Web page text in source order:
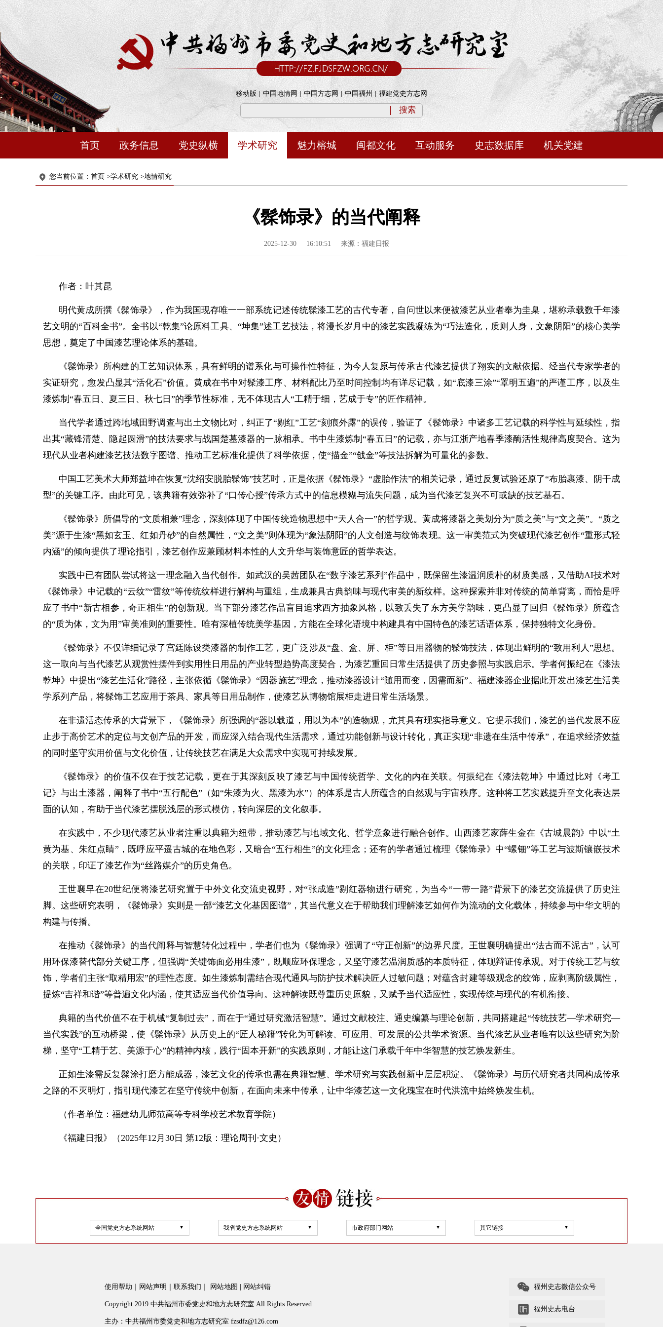
移动版 中国地情网 中国方志网 中国福州 福建党史方志网
搜索
首页 政务信息 党史纵横 学术研究 魅力榕城 闽都文化 互动服务 史志数据库 机关党建
您当前位置： 首页 >学术研究 >地情研究
《髹饰录》的当代阐释
2025-12-30 16:10:51 来源：福建日报
作者：叶其昆
明代黄成所撰《髹饰录》，作为我国现存唯一一部系统记述传统髹漆工艺的古代专著，自问世以来便被漆艺从业者奉为圭臬，堪称承载数千年漆
艺文明的“百科全书”。全书以“乾集”论原料工具、“坤集”述工艺技法，将漫长岁月中的漆艺实践凝练为“巧法造化，质则人身，文象阴阳”的核心美学
思想，奠定了中国漆艺理论体系的基础。
《髹饰录》所构建的工艺知识体系，具有鲜明的谱系化与可操作性特征，为今人复原与传承古代漆艺提供了翔实的文献依据。经当代专家学者的
实证研究，愈发凸显其“活化石”价值。黄成在书中对髹漆工序、材料配比乃至时间控制均有详尽记载，如“底漆三涂”“罩明五遍”的严谨工序，以及生
漆炼制“春五日、夏三日、秋七日”的季节性标准，无不体现古人“工精于细，艺成于专”的匠作精神。
当代学者通过跨地域田野调查与出土文物比对，纠正了“剔红”工艺“刻痕外露”的误传，验证了《髹饰录》中诸多工艺记载的科学性与延续性，指
出其“藏锋清楚、隐起圆滑”的技法要求与战国楚墓漆器的一脉相承。书中生漆炼制“春五日”的记载，亦与江浙产地春季漆酶活性规律高度契合。这为
现代从业者构建漆艺技法数字图谱、推动工艺标准化提供了科学依据，使“描金”“戗金”等技法拆解为可量化的参数。
中国工艺美术大师郑益坤在恢复“沈绍安脱胎髹饰”技艺时，正是依据《髹饰录》“虚胎作法”的相关记录，通过反复试验还原了“布胎裹漆、阴干成
型”的关键工序。由此可见，该典籍有效弥补了“口传心授”传承方式中的信息模糊与流失问题，成为当代漆艺复兴不可或缺的技艺基石。
《髹饰录》所倡导的“文质相兼”理念，深刻体现了中国传统造物思想中“天人合一”的哲学观。黄成将漆器之美划分为“质之美”与“文之美”。“质之
美”源于生漆“黑如玄玉、红如丹砂”的自然属性，“文之美”则体现为“象法阴阳”的人文创造与纹饰表现。这一审美范式为突破现代漆艺创作“重形式轻
内涵”的倾向提供了理论指引，漆艺创作应兼顾材料本性的人文升华与装饰意匠的哲学表达。
实践中已有团队尝试将这一理念融入当代创作。如武汉的吴茜团队在“数字漆艺系列”作品中，既保留生漆温润质朴的材质美感，又借助AI技术对
《髹饰录》中记载的“云纹”“雷纹”等传统纹样进行解构与重组，生成兼具古典韵味与现代审美的新纹样。这种探索并非对传统的简单背离，而恰是呼
应了书中“新古相参，奇正相生”的创新观。当下部分漆艺作品盲目追求西方抽象风格，以致丢失了东方美学韵味，更凸显了回归《髹饰录》所蕴含
的“质为体，文为用”审美准则的重要性。唯有深植传统美学基因，方能在全球化语境中构建具有中国特色的漆艺话语体系，保持独特文化身份。
《髹饰录》不仅详细记录了宫廷陈设类漆器的制作工艺，更广泛涉及“盘、盒、屏、柜”等日用器物的髹饰技法，体现出鲜明的“致用利人”思想。
这一取向与当代漆艺从观赏性摆件到实用性日用品的产业转型趋势高度契合，为漆艺重回日常生活提供了历史参照与实践启示。学者何振纪在《漆法
乾坤》中提出“漆艺生活化”路径，主张依循《髹饰录》“因器施艺”理念，推动漆器设计“随用而变，因需而新”。福建漆器企业据此开发出漆艺生活美
学系列产品，将髹饰工艺应用于茶具、家具等日用品制作，使漆艺从博物馆展柜走进日常生活场景。
在非遗活态传承的大背景下，《髹饰录》所强调的“器以载道，用以为本”的造物观，尤其具有现实指导意义。它提示我们，漆艺的当代发展不应
止步于高价艺术的定位与文创产品的开发，而应深入结合现代生活需求，通过功能创新与设计转化，真正实现“非遗在生活中传承”，在追求经济效益
的同时坚守实用价值与文化价值，让传统技艺在满足大众需求中实现可持续发展。
《髹饰录》的价值不仅在于技艺记载，更在于其深刻反映了漆艺与中国传统哲学、文化的内在关联。何振纪在《漆法乾坤》中通过比对《考工
记》与出土漆器，阐释了书中“五行配色”（如“朱漆为火、黑漆为水”）的体系是古人所蕴含的自然观与宇宙秩序。这种将工艺实践提升至文化表达层
面的认知，有助于当代漆艺摆脱浅层的形式模仿，转向深层的文化叙事。
在实践中，不少现代漆艺从业者注重以典籍为纽带，推动漆艺与地域文化、哲学意象进行融合创作。山西漆艺家薛生金在《古城晨韵》中以“土
黄为基、朱红点睛”，既呼应平遥古城的在地色彩，又暗合“五行相生”的文化理念；还有的学者通过梳理《髹饰录》中“螺钿”等工艺与波斯镶嵌技术
的关联，印证了漆艺作为“丝路媒介”的历史角色。
王世襄早在20世纪便将漆艺研究置于中外文化交流史视野，对“张成造”剔红器物进行研究，为当今“一带一路”背景下的漆艺交流提供了历史注
脚。这些研究表明，《髹饰录》实则是一部“漆艺文化基因图谱”，其当代意义在于帮助我们理解漆艺如何作为流动的文化载体，持续参与中华文明的
构建与传播。
在推动《髹饰录》的当代阐释与智慧转化过程中，学者们也为《髹饰录》强调了“守正创新”的边界尺度。王世襄明确提出“法古而不泥古”，认可
用环保漆替代部分关键工序，但强调“关键饰面必用生漆”，既顺应环保理念，又坚守漆艺温润质感的本质特征，体现辩证传承观。对于传统工艺与纹
饰，学者们主张“取精用宏”的理性态度。如生漆炼制需结合现代通风与防护技术解决匠人过敏问题；对蕴含封建等级观念的纹饰，应剥离阶级属性，
提炼“吉祥和谐”等普遍文化内涵，使其适应当代价值导向。这种解读既尊重历史原貌，又赋予当代适应性，实现传统与现代的有机衔接。
典籍的当代价值不在于机械“复制过去”，而在于“通过研究激活智慧”。通过文献校注、通史编纂与理论创新，共同搭建起“传统技艺—学术研究—
当代实践”的互动桥梁，使《髹饰录》从历史上的“匠人秘籍”转化为可解读、可应用、可发展的公共学术资源。当代漆艺从业者唯有以这些研究为阶
梯，坚守“工精于艺、美源于心”的精神内核，践行“固本开新”的实践原则，才能让这门承载千年中华智慧的技艺焕发新生。
正如生漆需反复髹涂打磨方能成器，漆艺文化的传承也需在典籍智慧、学术研究与实践创新中层层积淀。《髹饰录》与历代研究者共同构成传承
之路的不灭明灯，指引现代漆艺在坚守传统中创新，在面向未来中传承，让中华漆艺这一文化瑰宝在时代洪流中始终焕发生机。
（作者单位：福建幼儿师范高等专科学校艺术教育学院）
《福建日报》（2025年12月30日 第12版：理论周刊·文史）
全国党史方志系统网站 我省党史方志系统网站 市政府部门网站 其它链接
使用帮助 网站声明 联系我们 网站地图 网站纠错
Copyright 2019 中共福州市委党史和地方志研究室 All Rights Reserved
主办：中共福州市委党史和地方志研究室 fzsdfz@126.com
福州史志微信公众号
福州史志电台